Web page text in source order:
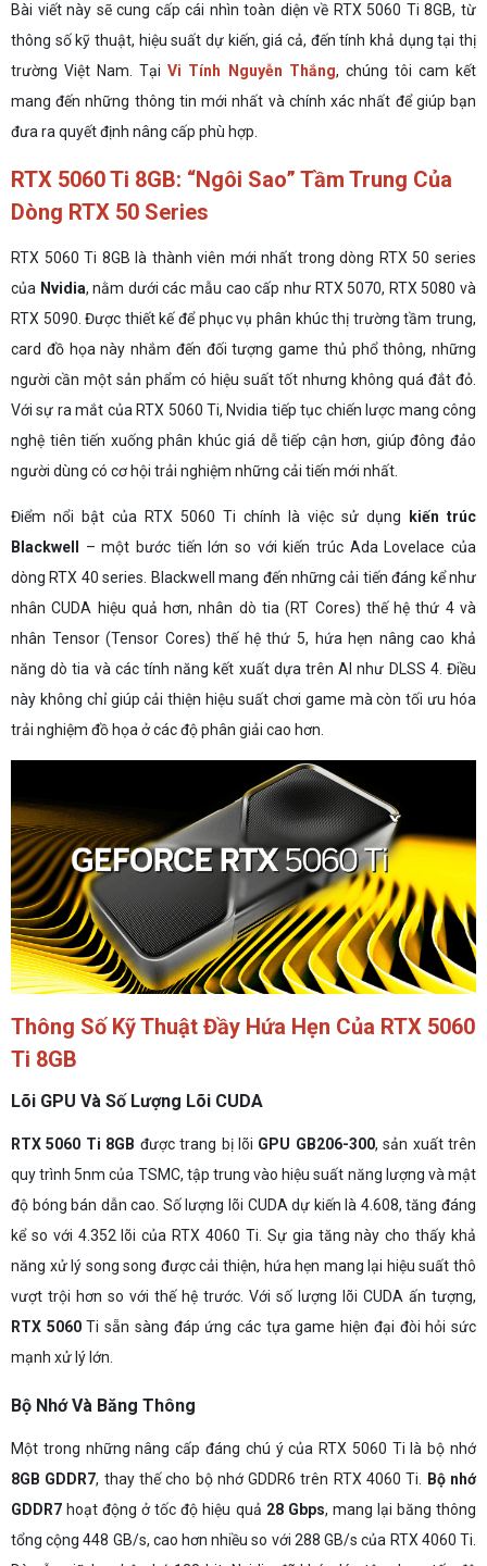
Bài viết này sẽ cung cấp cái nhìn toàn diện về RTX 5060 Ti 8GB, từ
thông số kỹ thuật, hiệu suất dự kiến, giá cả, đến tính khả dụng tại thị
trường Việt Nam. Tại Vi Tính Nguyễn Thắng, chúng tôi cam kết
mang đến những thông tin mới nhất và chính xác nhất để giúp bạn
đưa ra quyết định nâng cấp phù hợp.
RTX 5060 Ti 8GB: “Ngôi Sao” Tầm Trung Của
Dòng RTX 50 Series
RTX 5060 Ti 8GB là thành viên mới nhất trong dòng RTX 50 series
của Nvidia, nằm dưới các mẫu cao cấp như RTX 5070, RTX 5080 và
RTX 5090. Được thiết kế để phục vụ phân khúc thị trường tầm trung,
card đồ họa này nhắm đến đối tượng game thủ phổ thông, những
người cần một sản phẩm có hiệu suất tốt nhưng không quá đắt đỏ.
Với sự ra mắt của RTX 5060 Ti, Nvidia tiếp tục chiến lược mang công
nghệ tiên tiến xuống phân khúc giá dễ tiếp cận hơn, giúp đông đảo
người dùng có cơ hội trải nghiệm những cải tiến mới nhất.
Điểm nổi bật của RTX 5060 Ti chính là việc sử dụng
kiến trúc
Blackwell
– một bước tiến lớn so với kiến trúc Ada Lovelace của
dòng RTX 40 series. Blackwell mang đến những cải tiến đáng kể như
nhân CUDA hiệu quả hơn, nhân dò tia (RT Cores) thế hệ thứ 4 và
nhân Tensor (Tensor Cores) thế hệ thứ 5, hứa hẹn nâng cao khả
năng dò tia và các tính năng kết xuất dựa trên AI như DLSS 4. Điều
này không chỉ giúp cải thiện hiệu suất chơi game mà còn tối ưu hóa
trải nghiệm đồ họa ở các độ phân giải cao hơn.
Thông Số Kỹ Thuật Đầy Hứa Hẹn Của RTX 5060
Ti 8GB
Lõi GPU Và Số Lượng Lõi CUDA
RTX 5060 Ti 8GB được trang bị lõi GPU GB206-300, sản xuất trên
quy trình 5nm của TSMC, tập trung vào hiệu suất năng lượng và mật
độ bóng bán dẫn cao. Số lượng lõi CUDA dự kiến là 4.608, tăng đáng
kể so với 4.352 lõi của RTX 4060 Ti. Sự gia tăng này cho thấy khả
năng xử lý song song được cải thiện, hứa hẹn mang lại hiệu suất thô
vượt trội hơn so với thế hệ trước. Với số lượng lõi CUDA ấn tượng,
RTX 5060Ti sẵn sàng đáp ứng các tựa game hiện đại đòi hỏi sức
mạnh xử lý lớn.
Bộ Nhớ Và Băng Thông
Một trong những nâng cấp đáng chú ý của RTX 5060 Ti là bộ nhớ
8GB GDDR7, thay thế cho bộ nhớ GDDR6 trên RTX 4060 Ti. Bộ nhớ
GDDR7 hoạt động ở tốc độ hiệu quả 28 Gbps, mang lại băng thông
tổng cộng 448 GB/s, cao hơn nhiều so với 288 GB/s của RTX 4060 Ti.